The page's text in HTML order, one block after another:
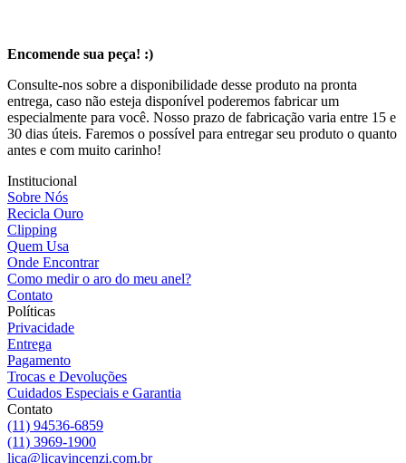
Encomende sua peça! :)
Consulte-nos sobre a disponibilidade desse produto na pronta
entrega, caso não esteja disponível poderemos fabricar um
especialmente para você. Nosso prazo de fabricação varia entre 15 e
30 dias úteis. Faremos o possível para entregar seu produto o quanto
antes e com muito carinho!
Institucional
Sobre Nós
Recicla Ouro
Clipping
Quem Usa
Onde Encontrar
Como medir o aro do meu anel?
Contato
Políticas
Privacidade
Entrega
Pagamento
Trocas e Devoluções
Cuidados Especiais e Garantia
Contato
(11) 94536-6859
(11) 3969-1900
lica@licavincenzi.com.br